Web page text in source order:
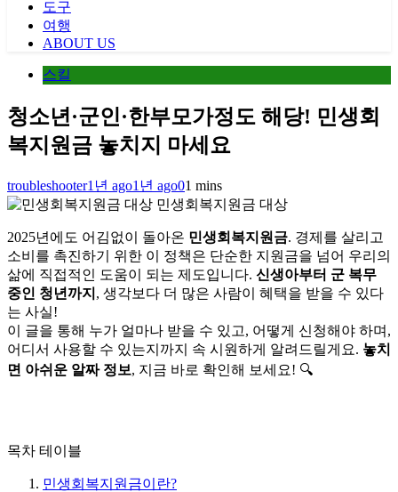
도구
여행
ABOUT US
스킬
청소년·군인·한부모가정도 해당! 민생회
복지원금 놓치지 마세요
troubleshooter1년 ago1년 ago01 mins
민생회복지원금 대상
2025년에도 어김없이 돌아온 민생회복지원금. 경제를 살리고
소비를 촉진하기 위한 이 정책은 단순한 지원금을 넘어 우리의
삶에 직접적인 도움이 되는 제도입니다. 신생아부터 군 복무
중인 청년까지 , 생각보다 더 많은 사람이 혜택을 받을 수 있다
는 사실!
이 글을 통해 누가 얼마나 받을 수 있고, 어떻게 신청해야 하며,
어디서 사용할 수 있는지까지 속 시원하게 알려드릴게요. 놓치
면 아쉬운 알짜 정보, 지금 바로 확인해 보세요! 🔍
목차 테이블
민생회복지원금이란?